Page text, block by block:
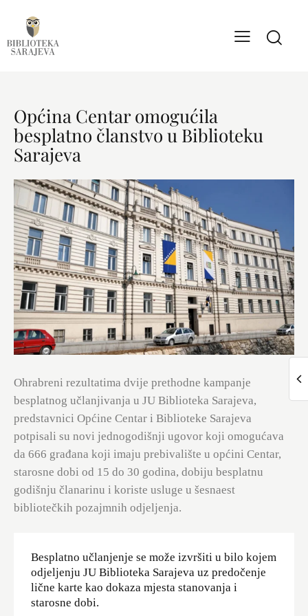
Općina Centar omogućila
besplatno članstvo u Biblioteku
Sarajeva
Ohrabreni rezultatima dvije prethodne kampanje
besplatnog učlanjivanja u JU Biblioteka Sarajeva,
predstavnici Općine Centar i Biblioteke Sarajeva
potpisali su novi jednogodišnji ugovor koji omogućava
da 666 građana koji imaju prebivalište u općini Centar,
starosne dobi od 15 do 30 godina, dobiju besplatnu
godišnju članarinu i koriste usluge u šesnaest
bibliotečkih pozajmnih odjeljenja.
Besplatno učlanjenje se može izvršiti u bilo kojem
odjeljenju JU Biblioteka Sarajeva uz predočenje
lične karte kao dokaza mjesta stanovanja i
starosne dobi.